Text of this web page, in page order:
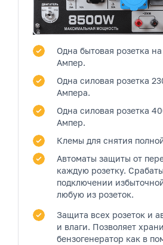
Одна бытовая розетка
Ампер.
Одна силовая розетка
Ампера.
Одна силовая розетка
Ампер.
Клемы для снятия
Автоматы защиты от
каждую розетку.
подключении
любую из розеток.
Защита всех розеток и
и влаги. Позволяет
бензогенератор как в